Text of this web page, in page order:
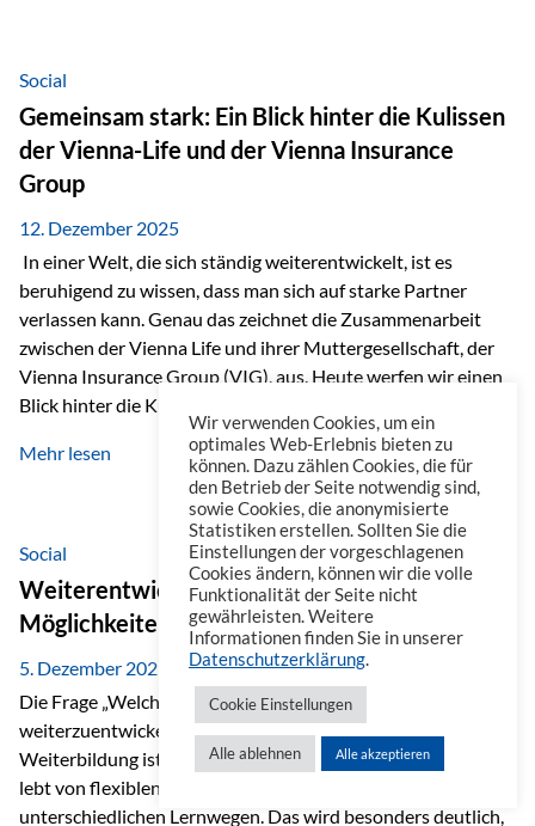
hinzukommen, spielt nicht nur die Rendite eine Rolle. Auch
steuerliche Effekte haben einen erheblichen Einfluss auf…
Social
Gemeinsam stark: Ein Blick hinter die Kulissen
der Vienna-Life und der Vienna Insurance
Group
12. Dezember 2025
In einer Welt, die sich ständig weiterentwickelt, ist es
beruhigend zu wissen, dass man sich auf starke Partner
verlassen kann. Genau das zeichnet die Zusammenarbeit
zwischen der Vienna Life und ihrer Muttergesellschaft, der
Vienna Insurance Group (VIG), aus. Heute werfen wir einen
Blick hinter die Kulissen auf eine Unternehmensgruppe mit
beeindruckender Geschichte, gewachsenem Know-how und
einem stabilen Fundament. Ein starkes Netzwerk in ganz
Europa Die Vienna Insurance Group ist die führende
Versicherungsgruppe in Zentral- und Osteuropa. Mit über
50 Versicherungsgesellschaften in insgesamt 30 Ländern
verbindet sie regionale Stärke mit internationaler
Kompetenz.
Mehr lesen
Social
Weiterentwicklung im Berufsalltag: Welche
Möglichkeiten es gibt
5. Dezember 2025
Die Frage „Welche Möglichkeiten gibt es, sich
weiterzuentwickeln?“ lässt sich heute vielseitig beantworten.
Weiterbildung ist längst kein starrer Prozess mehr, sondern
lebt von flexiblen Formaten, individuellen Bedürfnissen und
unterschiedlichen Lernwegen. Das wird besonders deutlich,
Wir verwenden Cookies, um ein
optimales Web-Erlebnis bieten zu
können. Dazu zählen Cookies, die für
den Betrieb der Seite notwendig sind,
sowie Cookies, die anonymisierte
Statistiken erstellen. Sollten Sie die
Einstellungen der vorgeschlagenen
Cookies ändern, können wir die volle
Funktionalität der Seite nicht
gewährleisten. Weitere
Informationen finden Sie in unserer
Datenschutzerklärung.
Cookie Einstellungen
Alle ablehnen Alle akzeptieren